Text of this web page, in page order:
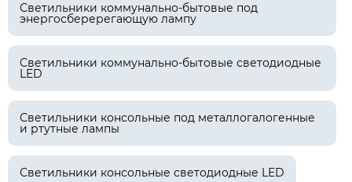
Светильники коммунально-бытовые под
энергосберерегающую лампу
Светильники коммунально-бытовые светодиодные
LED
Светильники консольные под металлогалогенные
и ртутные лампы
Светильники консольные светодиодные LED